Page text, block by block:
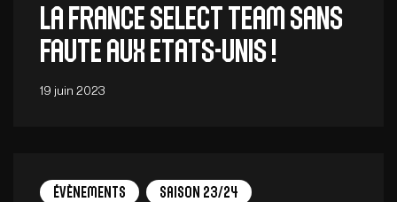
La France Select Team sans
faute aux Etats-Unis !
19 juin 2023
Évènements Saison 23/24